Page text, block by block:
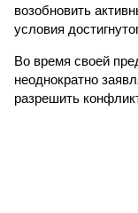
возобновить
условия
Во время своей
неоднократно
разрешить